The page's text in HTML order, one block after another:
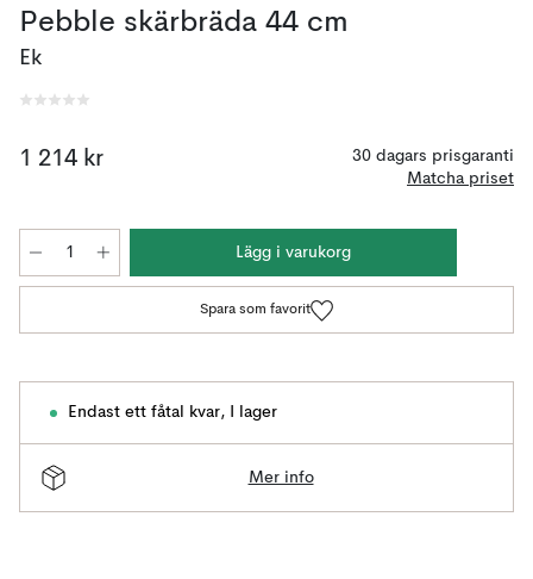
Pebble skärbräda 44 cm
Ek
1 214 kr
30 dagars prisgaranti
Matcha priset
Lägg i varukorg
Spara som favorit
Endast ett fåtal kvar, I lager
Mer info